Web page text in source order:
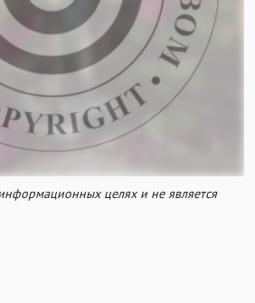
целях и не является